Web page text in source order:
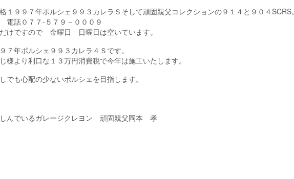
１９９７年ポルシェ９９３カレラＳそして頑固親父コレクションの９１４と９０４SCRS。
話０７７-５７９－０００９
けですので 金曜日 日曜日は空いています。
年ポルシェ９９３カレラ４Ｓです。
様より利口な１３万円消費税で今年は施工いたします。
も心配の少ないポルシェを目指します。
でいるガレージクレヨン 頑固親父岡本 孝